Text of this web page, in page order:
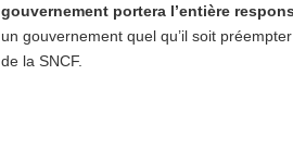
gouvernement portera l’entière
un gouvernement quel qu’il soit
de la SNCF.